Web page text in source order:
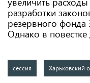
разработки
резервного фонда
Однако в повестке
сессия Харьковский